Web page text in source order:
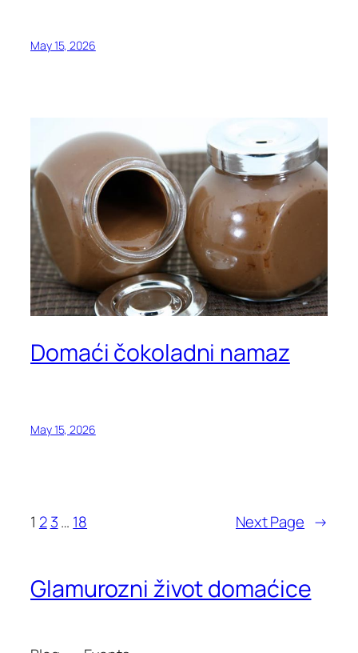
May 15, 2026
Domaći čokoladni namaz
May 15, 2026
1 2 3… 18 Next Page →
Glamurozni život domaćice